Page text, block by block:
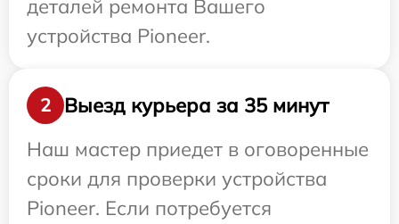
деталей ремонта Вашего
устройства Pioneer.
2
Выезд курьера за 35 минут
Наш мастер приедет в оговоренные
сроки для проверки устройства
Pioneer. Если потребуется